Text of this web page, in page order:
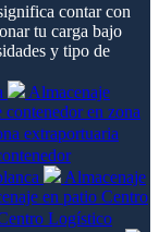
contar con
tu carga bajo
y tipo de
Almacenaje
contenedor en zona
extraportuaria
Almacenaje
en patio Centro
Logístico